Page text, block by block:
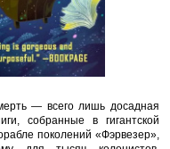
— всего лишь досадная
собранные в гигантской
поколений «Фэрвезер»,